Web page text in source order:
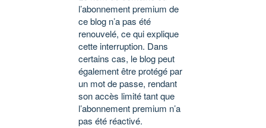
l’abonnement premium de
ce blog n’a pas été
renouvelé, ce qui explique
cette interruption. Dans
certains cas, le blog peut
également être protégé par
un mot de passe, rendant
son accès limité tant que
l’abonnement premium n’a
pas été réactivé.